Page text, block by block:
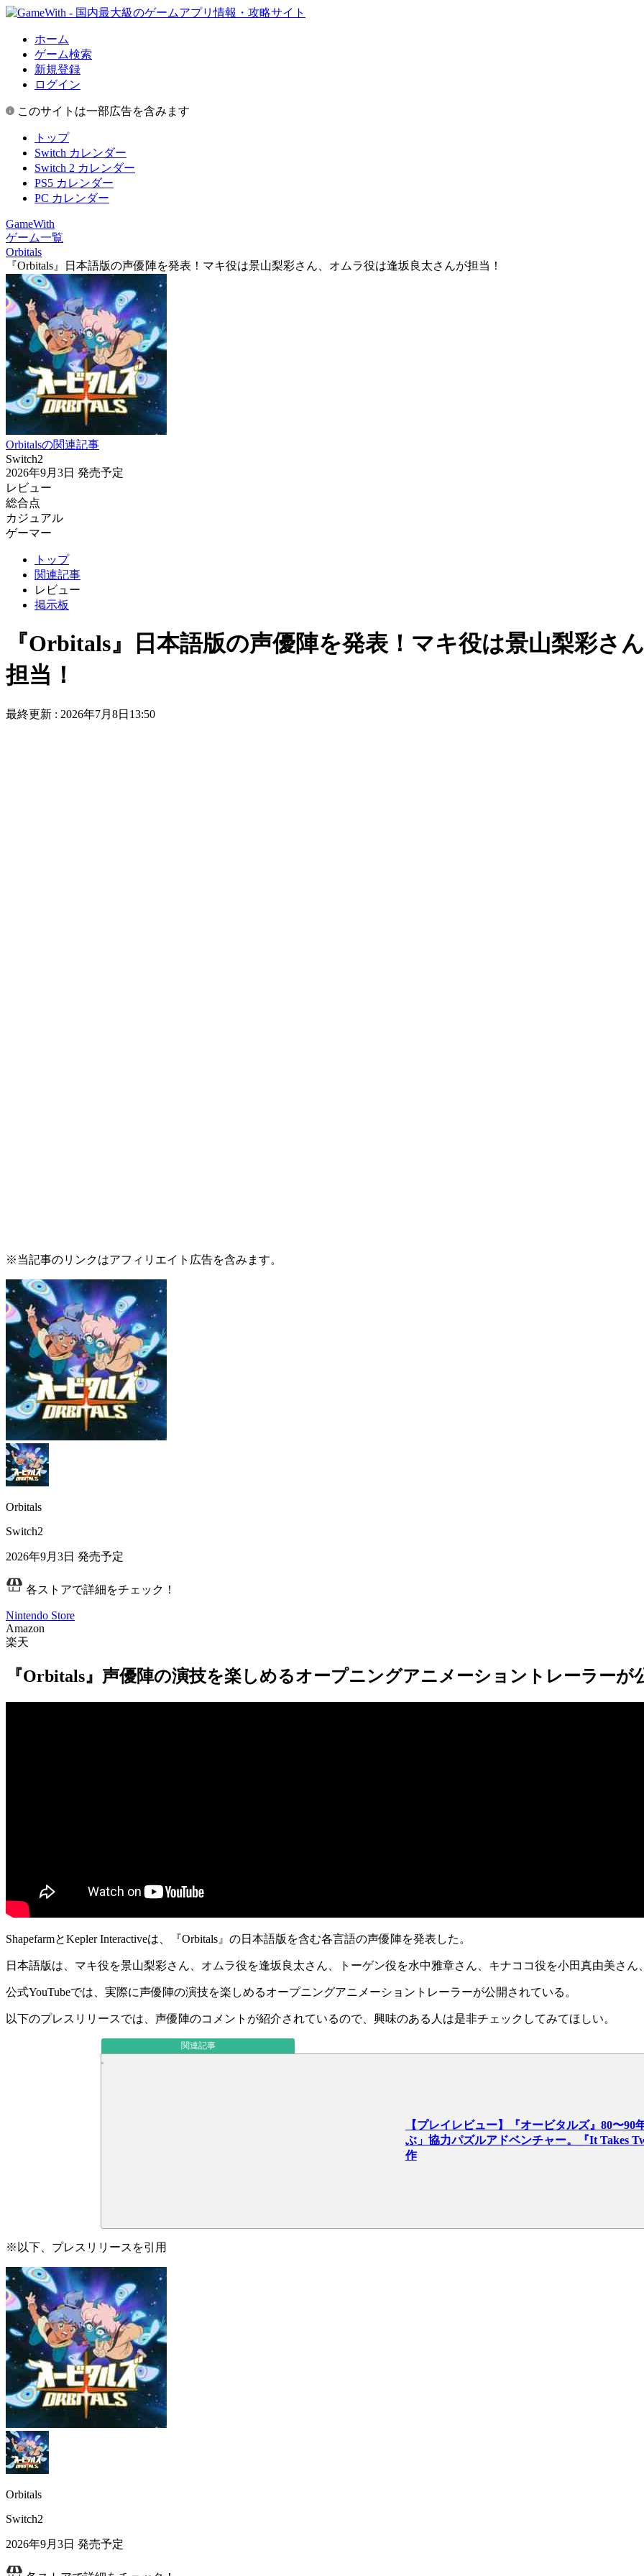
ホーム
ゲーム検索
新規登録
ログイン
このサイトは一部広告を含みます
トップ
Switch カレンダー
Switch 2 カレンダー
PS5 カレンダー
PC カレンダー
GameWith
ゲーム一覧
Orbitals
『Orbitals』日本語版の声優陣を発表！マキ役は景山梨彩さん、オムラ役は逢坂良太さんが担当！
Orbitalsの関連記事
Switch2
2026年9月3日 発売予定
レビュー
総合点
カジュアル
ゲーマー
トップ
関連記事
レビュー
掲示板
『Orbitals』日本語版の声優陣を発表！マキ役は景山梨彩さ
担当！
最終更新 : 2026年7月8日13:50
※当記事のリンクはアフィリエイト広告を含みます。
Orbitals
Switch2
2026年9月3日 発売予定
各ストアで詳細をチェック！
Nintendo Store
Amazon
楽天
『Orbitals』声優陣の演技を楽しめるオープニングアニメーショントレーラーが
ShapefarmとKepler Interactiveは、『Orbitals』の日本語版を含む各言語の声優陣を発表した。
日本語版は、 マキ役を景山梨彩さん オムラ役を逢坂良太さん 、トーゲン役を水中雅章さん、キナココ役を小田真由美さ
公式YouTubeでは、実際に声優陣の演技を楽しめるオープニングアニメーショントレーラーが公開されている。
以下のプレスリリースでは、 声優陣のコメント が紹介されているので、興味のある人は是非チェックしてみてほしい。
関連記事
【プレイレビュー】『オービタルズ』80〜
ぶ」協力パズルアドベンチャー。『It Takes
作
※以下、プレスリリースを引用
Orbitals
Switch2
2026年9月3日 発売予定